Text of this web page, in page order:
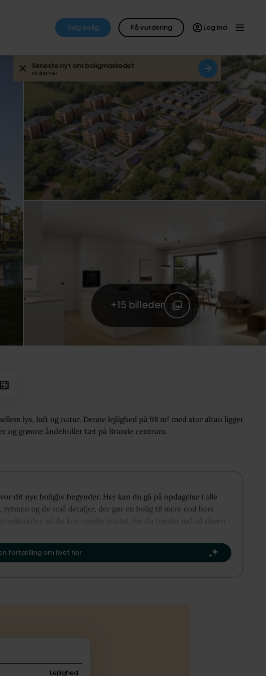
Søg bolig Få vurdering Log ind
Seneste nyt om boligmarkedet
Få det her
+15 billeder
lys, luft og natur. Denne lejlighed på 98 m² med stor altan ligger
og grønne åndehuller tæt på Brande centrum.
dit nye boligliv begynder. Her kan du gå på opdagelse i alle
rytmen og de små detaljer, der gør en bolig til mere end bare
så du kan mærke stedet, før du træder ind ad døren -
om dit næste kapitel.​
fortælling om livet her
Lejlighed